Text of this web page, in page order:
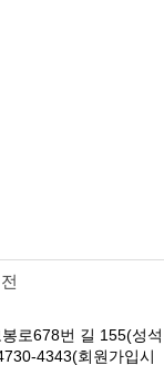
로678번 길 155(성석
4343(회원가입시